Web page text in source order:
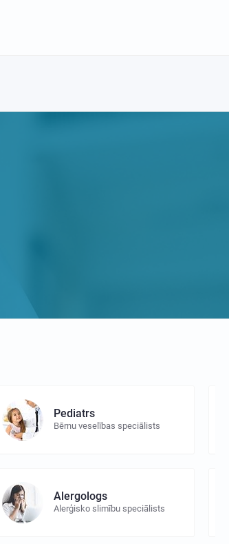
Pediatrs
Bērnu veselības speciālists
Alergologs
Alerģisko slimību speciālists